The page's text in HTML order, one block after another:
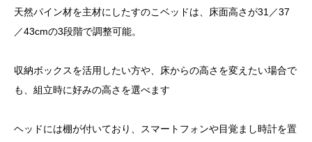
天然パイン材を主材にしたすのこベッドは、床面高さが31／37
／43cmの3段階で調整可能。
収納ボックスを活用したい方や、床からの高さを変えたい場合で
も、組立時に好みの高さを選べます
ヘッドには棚が付いており、スマートフォンや目覚まし時計を置